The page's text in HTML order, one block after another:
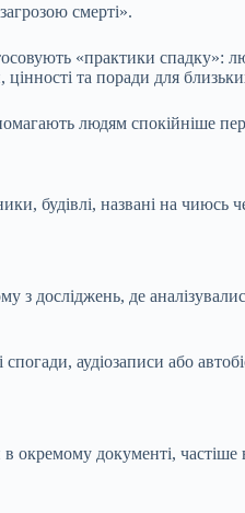
смерті».
«практики
та поради для
людям спокійніше
будівлі, названі на чиюсь
досліджень, де
аудіозаписи або
окремому документі,